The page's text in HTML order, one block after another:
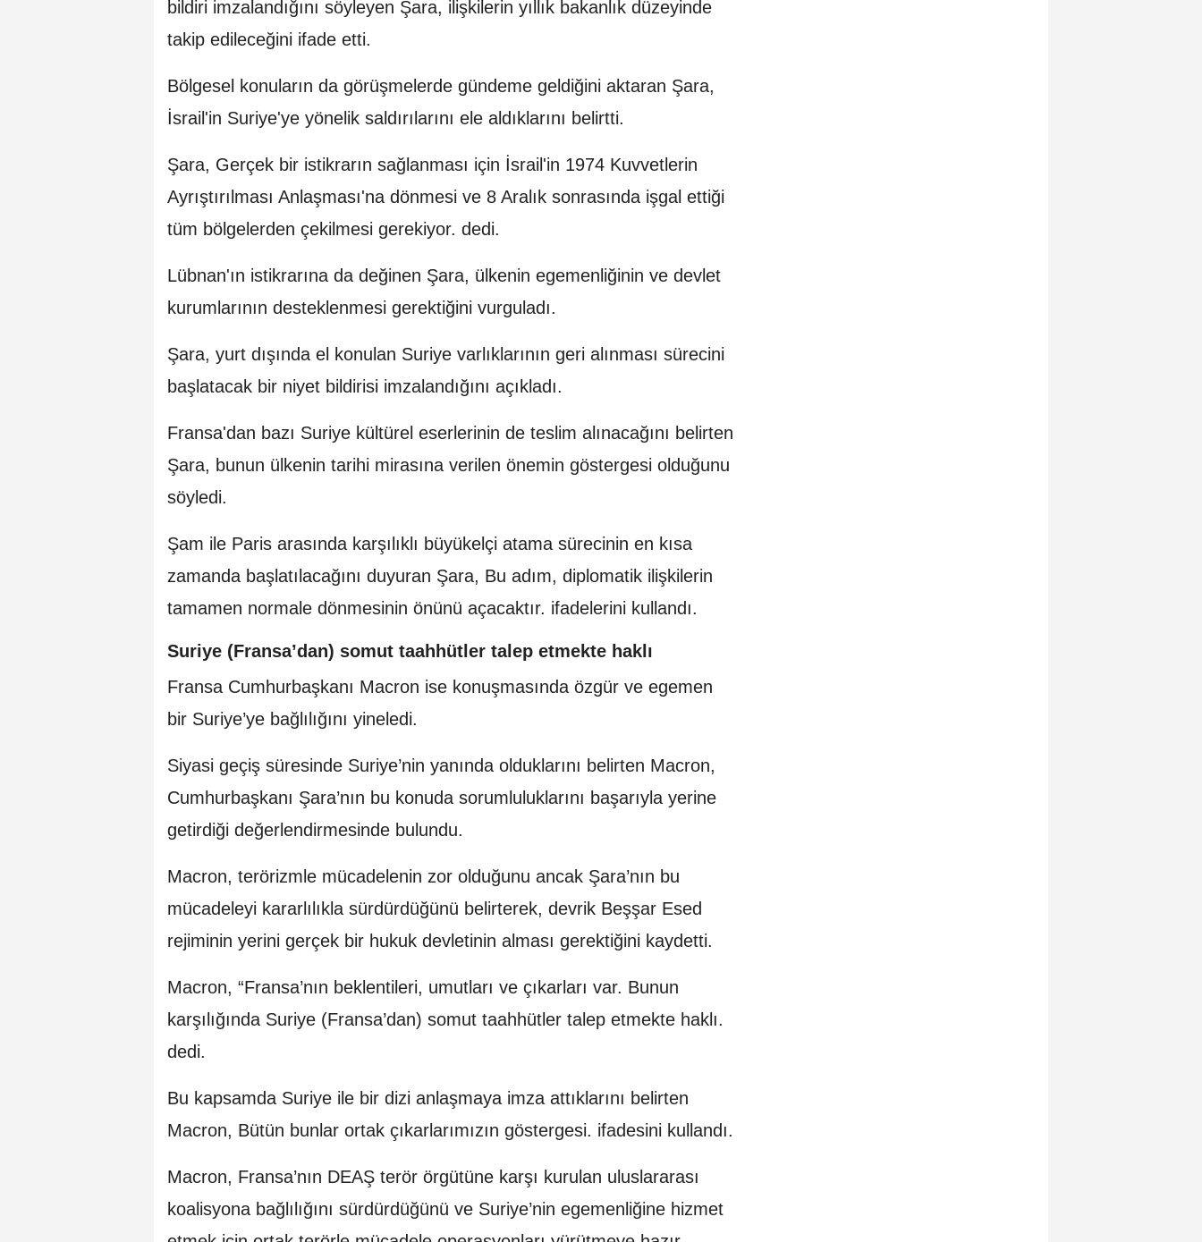
bildiri imzalandığını söyleyen Şara, ilişkilerin yıllık bakanlık düzeyinde
takip edileceğini ifade etti.
Bölgesel konuların da görüşmelerde gündeme geldiğini aktaran Şara,
İsrail'in Suriye'ye yönelik saldırılarını ele aldıklarını belirtti.
Şara, Gerçek bir istikrarın sağlanması için İsrail'in 1974 Kuvvetlerin
Ayrıştırılması Anlaşması'na dönmesi ve 8 Aralık sonrasında işgal ettiği
tüm bölgelerden çekilmesi gerekiyor. dedi.
Lübnan'ın istikrarına da değinen Şara, ülkenin egemenliğinin ve devlet
kurumlarının desteklenmesi gerektiğini vurguladı.
Şara, yurt dışında el konulan Suriye varlıklarının geri alınması sürecini
başlatacak bir niyet bildirisi imzalandığını açıkladı.
Fransa'dan bazı Suriye kültürel eserlerinin de teslim alınacağını belirten
Şara, bunun ülkenin tarihi mirasına verilen önemin göstergesi olduğunu
söyledi.
Şam ile Paris arasında karşılıklı büyükelçi atama sürecinin en kısa
zamanda başlatılacağını duyuran Şara, Bu adım, diplomatik ilişkilerin
tamamen normale dönmesinin önünü açacaktır. ifadelerini kullandı.
Suriye (Fransa’dan) somut taahhütler talep etmekte haklı
Fransa Cumhurbaşkanı Macron ise konuşmasında özgür ve egemen
bir Suriye’ye bağlılığını yineledi.
Siyasi geçiş süresinde Suriye’nin yanında olduklarını belirten Macron,
Cumhurbaşkanı Şara’nın bu konuda sorumluluklarını başarıyla yerine
getirdiği değerlendirmesinde bulundu.
Macron, terörizmle mücadelenin zor olduğunu ancak Şara’nın bu
mücadeleyi kararlılıkla sürdürdüğünü belirterek, devrik Beşşar Esed
rejiminin yerini gerçek bir hukuk devletinin alması gerektiğini kaydetti.
Macron, “Fransa’nın beklentileri, umutları ve çıkarları var. Bunun
karşılığında Suriye (Fransa’dan) somut taahhütler talep etmekte haklı.
dedi.
Bu kapsamda Suriye ile bir dizi anlaşmaya imza attıklarını belirten
Macron, Bütün bunlar ortak çıkarlarımızın göstergesi. ifadesini kullandı.
Macron, Fransa’nın DEAŞ terör örgütüne karşı kurulan uluslararası
koalisyona bağlılığını sürdürdüğünü ve Suriye’nin egemenliğine hizmet